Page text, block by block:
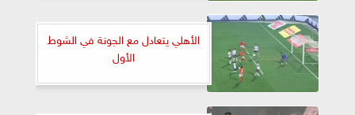
الأهلي يتعادل مع الجونة في الشوط
الأول